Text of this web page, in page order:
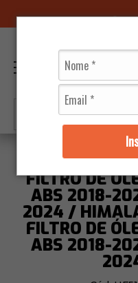
Filtros
FILTRO DE
ABS 2018-
2024 /
FILTRO DE
ABS 2018-